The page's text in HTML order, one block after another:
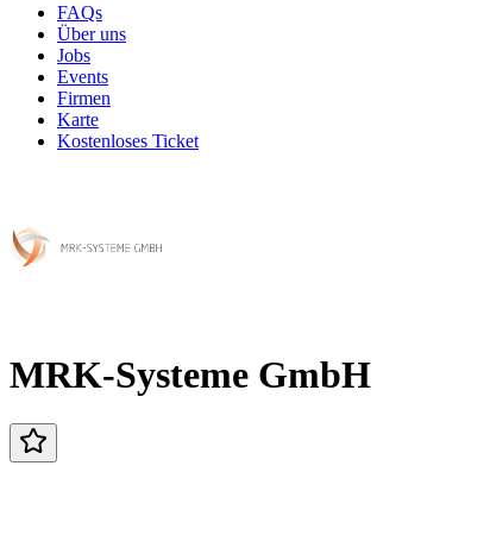
FAQs
Über uns
Jobs
Events
Firmen
Karte
Kostenloses Ticket
MRK-Systeme GmbH